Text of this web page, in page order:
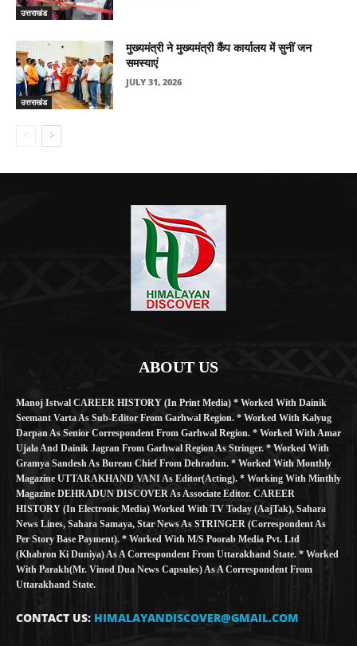
उत्तराखंड
उत्तराखंड
मुख्यमंत्री ने मुख्यमंत्री कैंप कार्यालय में सुनीं जन
समस्याएं
JULY 31, 2026
ABOUT US
Manoj Istwal CAREER HISTORY (in Print Media) * Worked With Dainik
Seemant Varta As Sub-Editor From Garhwal Region. * Worked With Kalyug
Darpan As Senior Correspondent From Garhwal Region. * Worked With Amar
Ujala And Dainik Jagran From Garhwal Region As Stringer. * Worked With
Gramya Sandesh As Bureau Chief From Dehradun. * Worked With Monthly
Magazine UTTARAKHAND VANI As Editor(Acting). * Working With Minthly
Magazine DEHRADUN DISCOVER As Associate Editor. CAREER
HISTORY (in Electronic Media) Worked With TV Today (AajTak), Sahara
News Lines, Sahara Samaya, Star News As STRINGER (Correspondent As
Per Story Base Payment). * Worked With M/S Poorab Media Pvt. Ltd
(Khabron Ki Duniya) As A Correspondent From Uttarakhand State. * Worked
With Parakh(Mr. Vinod Dua News Capsules) As A Correspondent From
Uttarakhand State.
CONTACT US: HIMALAYANDISCOVER@GMAIL.COM